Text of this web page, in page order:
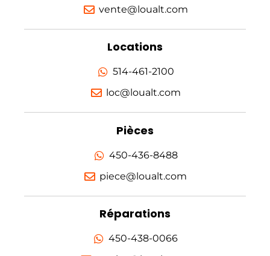
vente@loualt.com
Locations
514-461-2100
loc@loualt.com
Pièces
450-436-8488
piece@loualt.com
Réparations
450-438-0066